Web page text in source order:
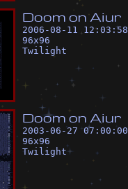
Doom on Aiur
2006-08-11 12:03:58
96x96
Twilight
Doom on Aiur
2003-06-27 07:00:00
96x96
Twilight